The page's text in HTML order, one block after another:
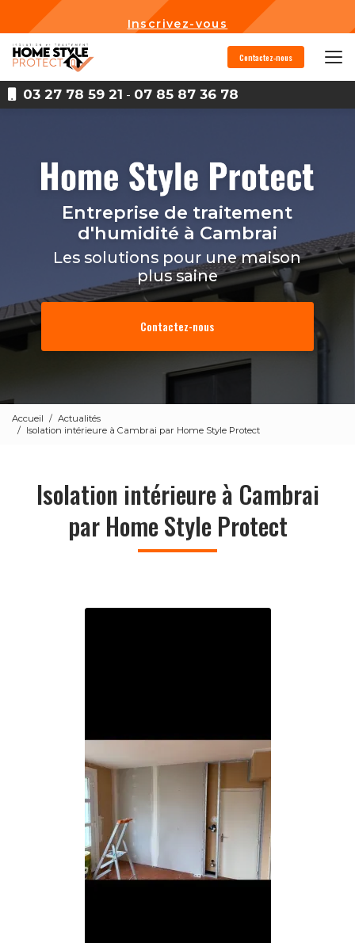
contenu
principal
Inscrivez-vous
03 27 78 59 21 - 07 85 87 36 78
Contactez-nous
Entreprise de traitement
d'humidité à Cambrai
Les solutions pour une maison
plus saine
Contactez-nous
Accueil
Actualités
Isolation intérieure à Cambrai par Home Style Protect
Isolation intérieure à Cambrai
par Home Style Protect